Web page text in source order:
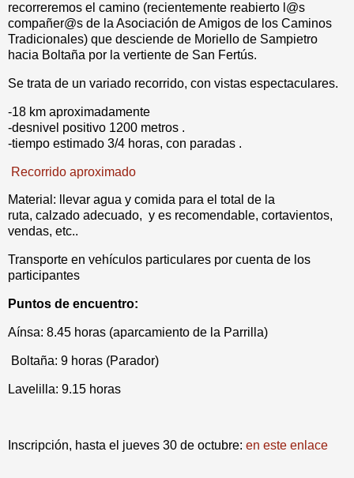
recorreremos el camino (recientemente reabierto l@s
compañer@s de la Asociación de Amigos de los Caminos
Tradicionales) que desciende de Moriello de Sampietro
hacia Boltaña por la vertiente de San Fertús.
Se trata de un variado recorrido, con vistas espectaculares.
-18 km aproximadamente
-desnivel positivo 1200 metros .
-tiempo estimado 3/4 horas, con paradas .
Recorrido aproximado
Material: llevar agua y comida para el total de la
ruta, calzado adecuado, y es recomendable, cortavientos,
vendas, etc..
Transporte en vehículos particulares por cuenta de los
participantes
Puntos de encuentro:
Aínsa: 8.45 horas (aparcamiento de la Parrilla)
Boltaña: 9 horas (Parador)
Lavelilla: 9.15 horas
Inscripción, hasta el jueves 30 de octubre: en este enlace